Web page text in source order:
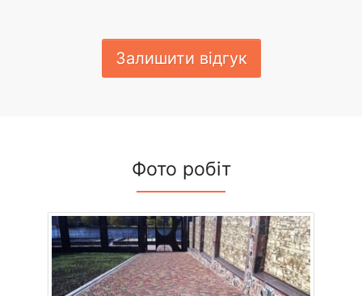
Залишити відгук
Фото робіт